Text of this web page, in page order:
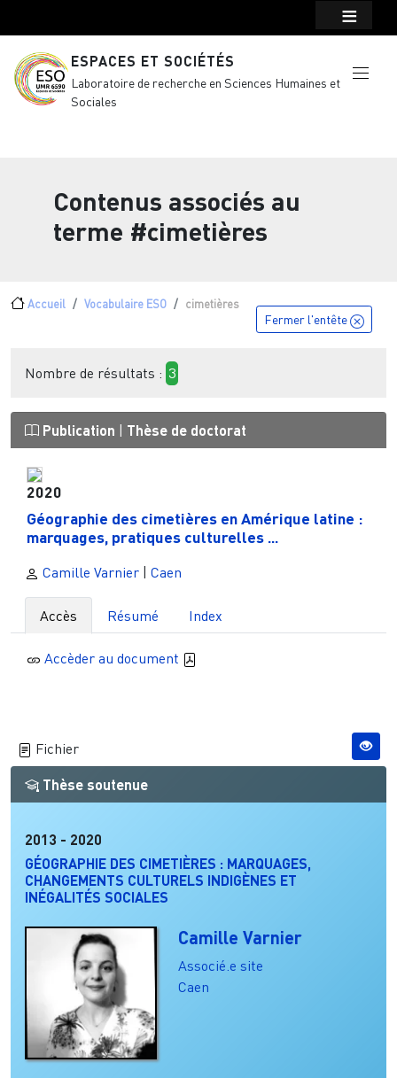
ESPACES ET SOCIÉTÉS
Laboratoire de recherche en Sciences Humaines et
Sociales
Contenus associés au
terme #cimetières
Fil d'Ariane
Accueil Vocabulaire ESO cimetières
Fermer l'entête
Nombre de résultats : 3
Publication Thèse de doctorat
2020
Géographie des cimetières en Amérique latine :
marquages, pratiques culturelles ...
Camille Varnier Caen
Accès Résumé Index
Accèder au document
Fichier
Thèse soutenue
2013 - 2020
GÉOGRAPHIE DES CIMETIÈRES : MARQUAGES,
CHANGEMENTS CULTURELS INDIGÈNES ET
INÉGALITÉS SOCIALES
Camille Varnier
Associé.e site
Caen